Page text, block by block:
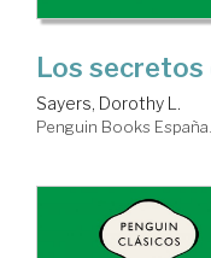
Los secretos
Sayers, Dorothy L.
Penguin Books